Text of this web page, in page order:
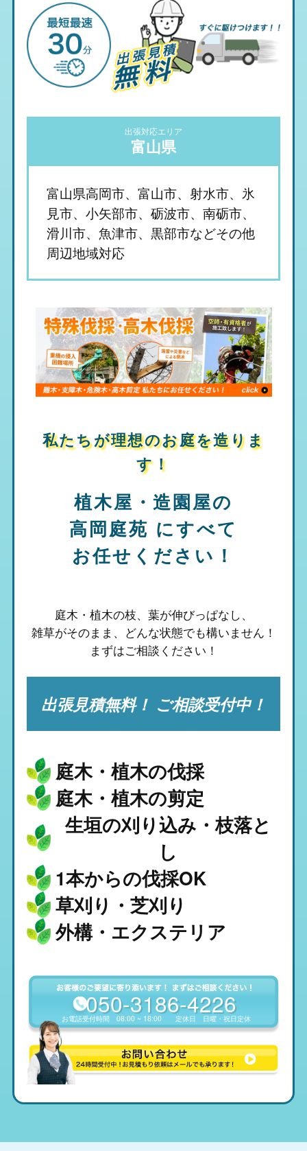
出張対応エリア
富山県
富山県高岡市、富山市、射水市、氷
見市、小矢部市、砺波市、南砺市、
滑川市、魚津市、黒部市などその他
周辺地域対応
私たちが理想のお庭を造りま
す！
植木屋・造園屋の
高岡庭苑 にすべて
お任せください！
庭木・植木の枝、葉が伸びっぱなし、
雑草がそのまま、 どんな状態でも構いません！
まずはご相談ください！
出張見積無料！ ご相談受付中！
庭木・植木の伐採
1本からの伐採OK
庭木・植木の剪定
草刈り・芝刈り
生垣の刈り込み・枝落と
し
外構・エクステリア
050-3186-4226
お電話受付時間08:00 ~ 18:00 定休日 日曜・祝日定休